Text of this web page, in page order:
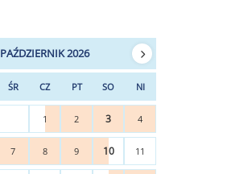
PAŹDZIERNIK 2026
ŚR CZ PT SO NI
1 2 3 4
7 8 9 10 11